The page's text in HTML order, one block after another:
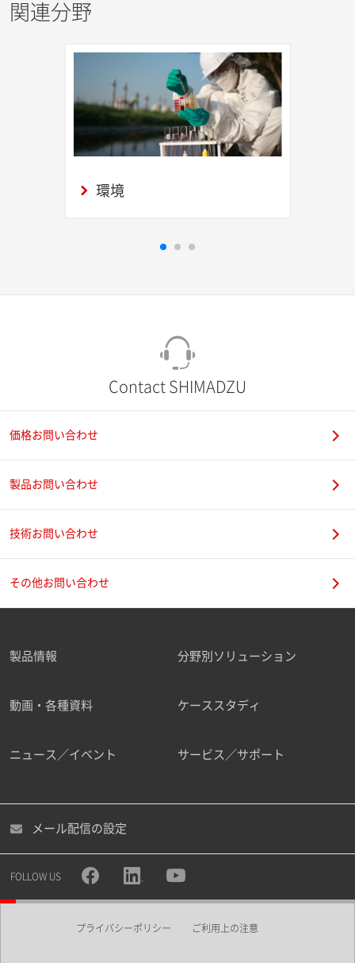
関連分野
環境
Contact SHIMADZU
価格お問い合わせ
製品お問い合わせ
技術お問い合わせ
その他お問い合わせ
製品情報 分野別ソリューション
動画・各種資料 ケーススタディ
ニュース／イベント サービス／サポート
メール配信の設定
FOLLOW US
プライバシーポリシー ご利用上の注意